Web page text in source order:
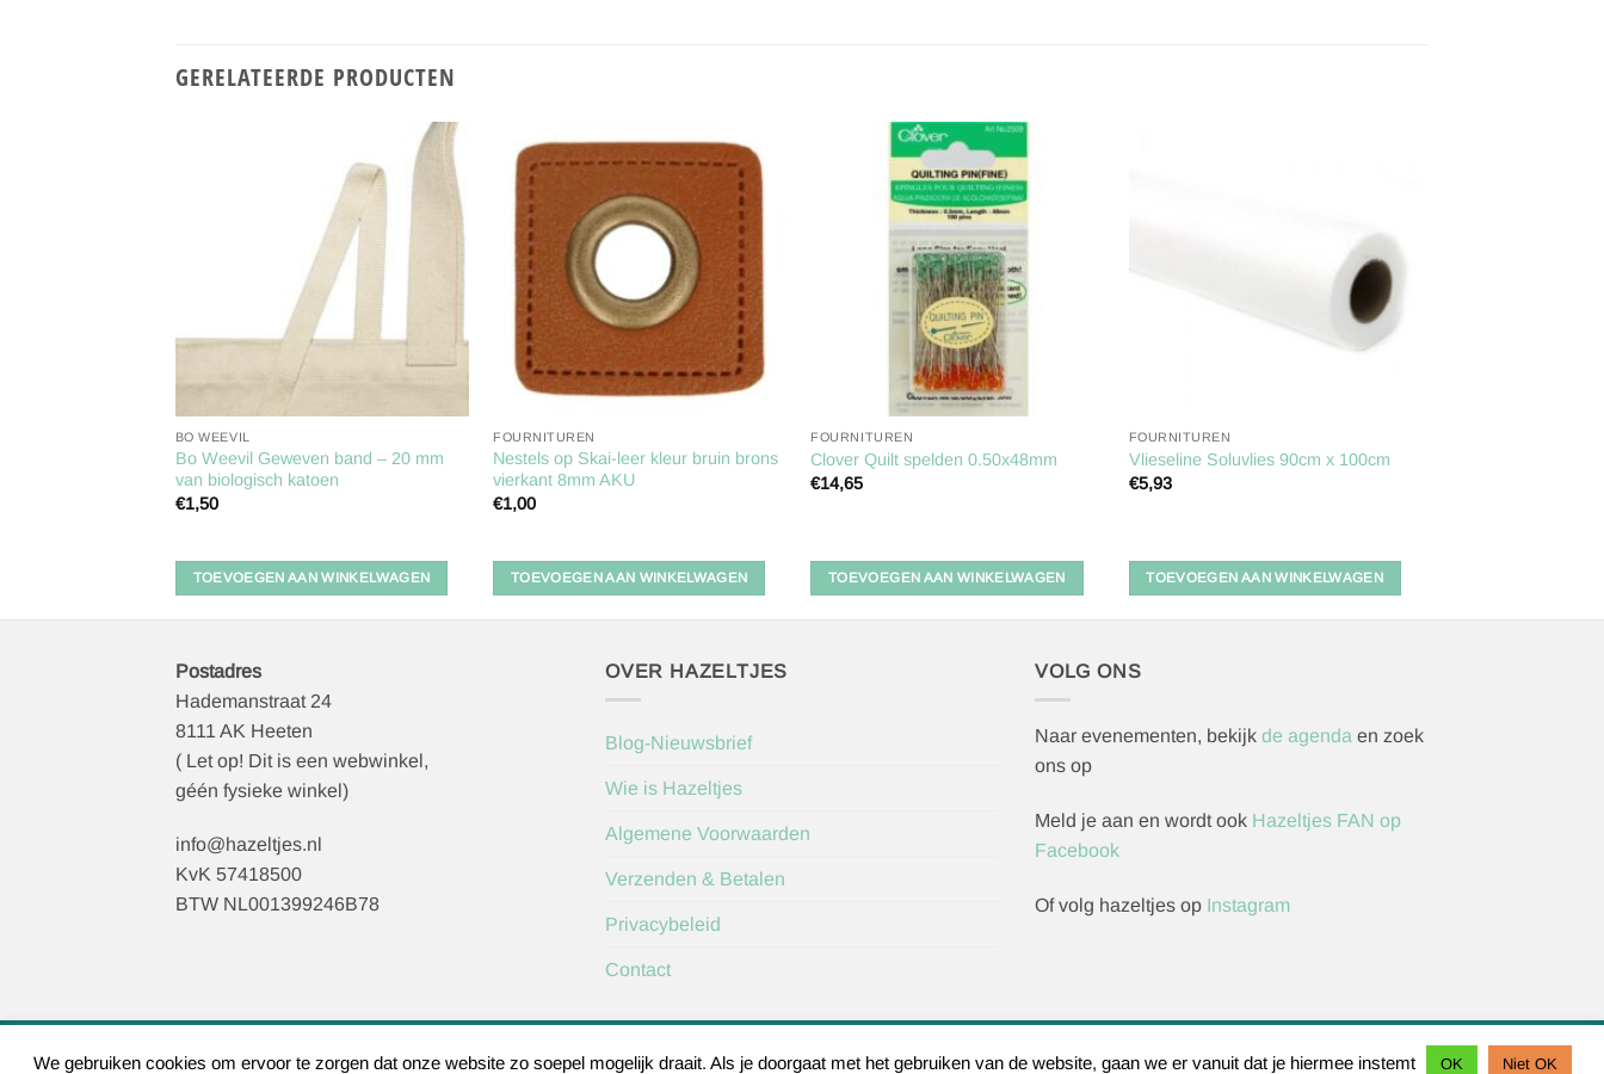
GERELATEERDE PRODUCTEN
Toevoegen
BO WEEVIL
Bo Weevil Geweven band – 20 mm
van biologisch katoen
€1,50
TOEVOEGEN AAN WINKELWAGEN
Toevoegen
aan
verlanglijst
FOURNITUREN
Nestels op Skai-leer kleur bruin brons
vierkant 8mm AKU
€1,00
TOEVOEGEN AAN WINKELWAGEN
Toevoegen
verlanglijst
FOURNITUREN
Clover Quilt spelden 0.50x48mm
€14,65
TOEVOEGEN AAN WINKELWAGEN
FOURNITUREN
Vlieseline Soluvlies 90cm x 100cm
€5,93
TOEVOEGEN AAN WINKELWAGEN
Postadres
Hademanstraat 24
8111 AK Heeten
( Let op! Dit is een webwinkel,
géén fysieke winkel)
info@hazeltjes.nl
KvK 57418500
BTW NL001399246B78
OVER HAZELTJES
Blog-Nieuwsbrief
Wie is Hazeltjes
Algemene Voorwaarden
Verzenden & Betalen
Privacybeleid
Contact
VOLG ONS
Naar evenementen, bekijk de agenda en zoek
ons op
Meld je aan en wordt ook Hazeltjes FAN op
Facebook
Of volg hazeltjes op Instagram
Herroepingsverzoek indienen IDeal BancontactSofort
We gebruiken cookies om ervoor te zorgen dat onze website zo soepel mogelijk draait. Als je doorgaat met het gebruiken van de website, gaan we er vanuit dat je hiermee instemt OK Niet OK